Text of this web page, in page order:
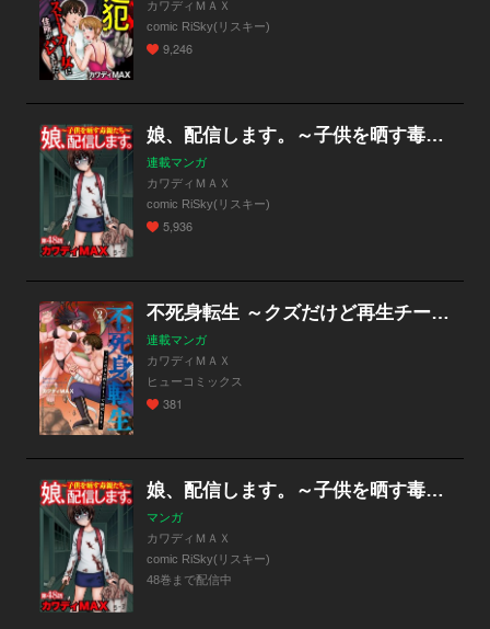
カワディＭＡＸ
comic RiSky(リスキー)
9,246
娘、配信します。～子供を晒す毒親たち～（分冊版）
連載マンガ
カワディＭＡＸ
comic RiSky(リスキー)
5,936
不死身転生 ～クズだけど再生チートで無双します～【分冊版】
連載マンガ
カワディＭＡＸ
ヒューコミックス
381
娘、配信します。～子供を晒す毒親たち～（分冊版）
マンガ
カワディＭＡＸ
comic RiSky(リスキー)
48巻まで配信中